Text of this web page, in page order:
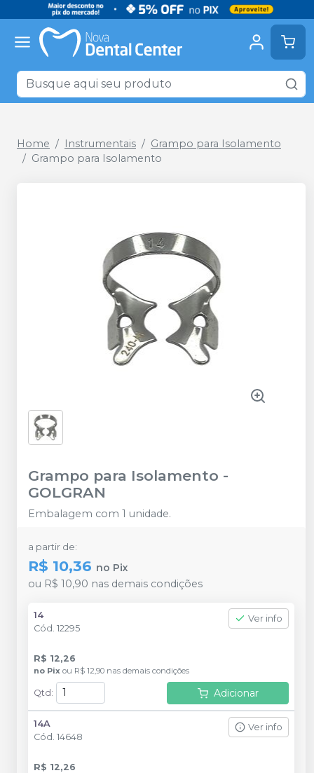
Home Instrumentais
Grampo para Isolamento
Grampo para Isolamento
Grampo para Isolamento -
GOLGRAN
Embalagem com 1 unidade.
a partir de:
R$ 10,36 no Pix
ou R$ 10,90 nas demais condições
14
Cód. 12295
Ver info
R$ 12,26
no Pix ou R$ 12,90 nas demais condições
Qtd : Adicionar
14A
Cód. 14648
Ver info
R$ 12,26